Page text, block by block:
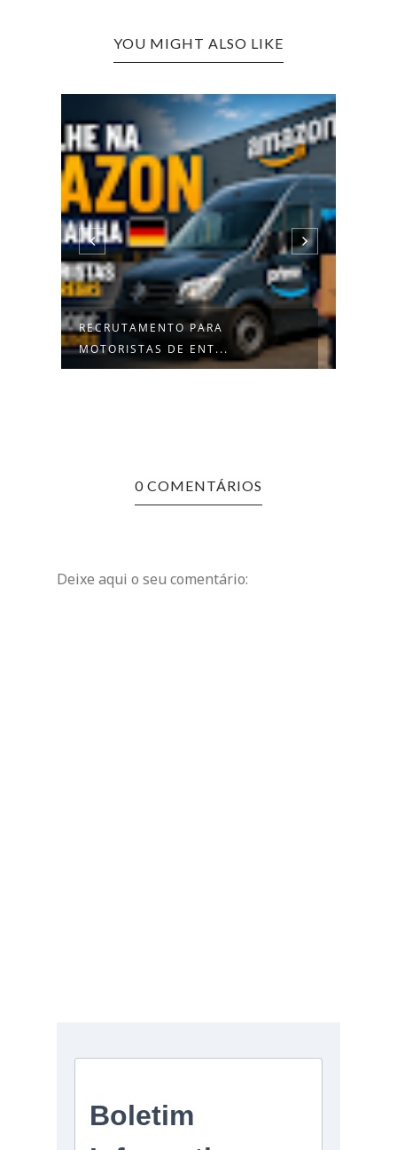
YOU MIGHT ALSO LIKE
EMPRESAS QUE OFERECEM
TRABALHO EM A...
0 COMENTÁRIOS
Deixe aqui o seu comentário: